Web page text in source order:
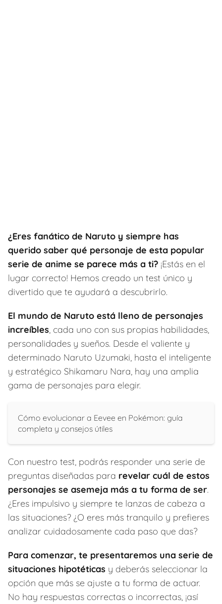
¿Eres fanático de Naruto y siempre has
querido saber qué personaje de esta popular
serie de anime se parece más a ti? ¡Estás en el
lugar correcto! Hemos creado un test único y
divertido que te ayudará a descubrirlo.
El mundo de Naruto está lleno de personajes
increíbles, cada uno con sus propias habilidades,
personalidades y sueños. Desde el valiente y
determinado Naruto Uzumaki, hasta el inteligente
y estratégico Shikamaru Nara, hay una amplia
gama de personajes para elegir.
Cómo evolucionar a Eevee en Pokémon: guía
completa y consejos útiles
Con nuestro test, podrás responder una serie de
preguntas diseñadas para revelar cuál de estos
personajes se asemeja más a tu forma de ser.
¿Eres impulsivo y siempre te lanzas de cabeza a
las situaciones? ¿O eres más tranquilo y prefieres
analizar cuidadosamente cada paso que das?
Para comenzar, te presentaremos una serie de
situaciones hipotéticas y deberás seleccionar la
opción que más se ajuste a tu forma de actuar.
No hay respuestas correctas o incorrectas, ¡así